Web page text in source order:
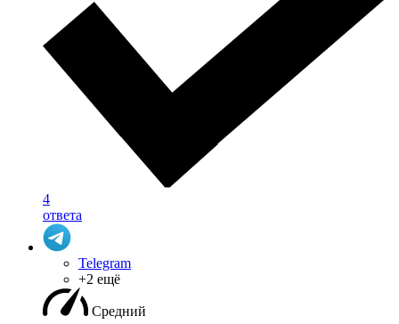
4
ответа
Telegram
+2 ещё
Средний